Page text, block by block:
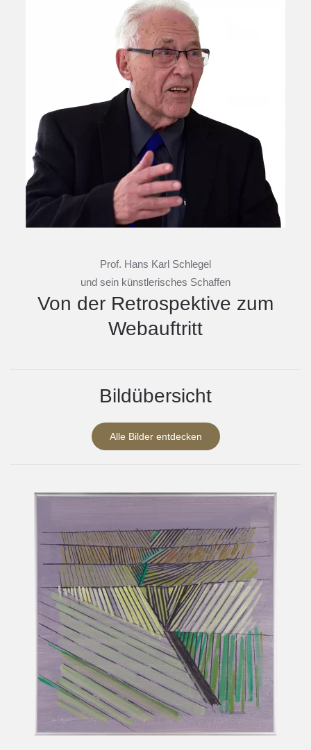
Prof. Hans Karl Schlegel
und sein künstlerisches Schaffen
Von der Retrospektive zum
Webauftritt
Bildübersicht
Alle Bilder entdecken